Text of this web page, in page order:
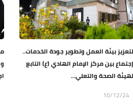
لتعزيز بيئة العمل وتطوير جودة الخدمات..
إجتماع بين مركز الإمام الهادي (ع) التابع
لهيئة الصحة والتعلي...
10/12/24